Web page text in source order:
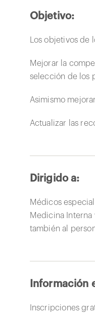
Objetivo:
Los objetivos de
Mejorar la
selección de los
Asimismo
Actualizar las
Dirigido a:
Médicos
Medicina
también al
Información
Inscripciones